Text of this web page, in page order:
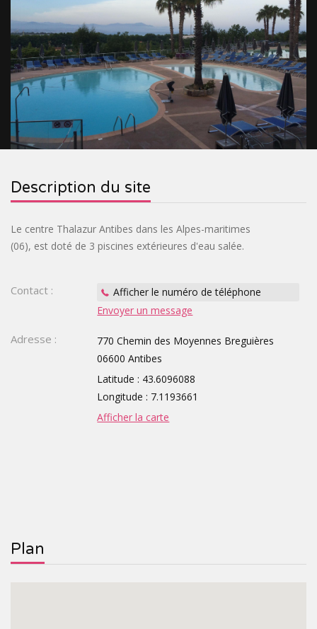
&
SITES
PRÉHISTORIQUES
RELIGIEUXTOURISME
INDUSTRIEL
VILLAGES
DE
FRANCE
&
CROISIÈRES
&
TRAINS
OENOTOURISME
SPIRITOURISME
TOURISTIQUES
PARCS
JARDINS
ÊTRE ACTIVITÉS
TOURISTIQUES
Description du site
Le centre Thalazur Antibes dans les Alpes-maritimes
(06), est doté de 3 piscines extérieures d'eau salée.
Contact :
Afficher le numéro de téléphone
Envoyer un message
Adresse :
770 Chemin des Moyennes Breguières
06600 Antibes
Latitude : 43.6096088
Longitude : 7.1193661
Afficher la carte
Plan